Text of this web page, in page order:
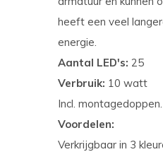
heeft een veel
energie.
Aantal LED's: 25
Verbruik: 10 watt
Incl. montagedoppen.
Voordelen:
Verkrijgbaar in 3